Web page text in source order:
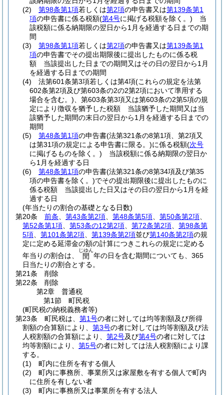
(2)
第98条第1項若しくは第2項の申告書又は第139条第1
項の申告書に係る税額(第4号に掲げる税額を除く。) 当
該税額に係る納期限の翌日から1月を経過する日までの期
間
(3)
第98条第1項若しくは第2項の申告書又は第139条第1
項の申告書でその提出期限後に提出したものに係る税
額 当該提出した日までの期間又はその日の翌日から1月
を経過する日までの期間
(4)
法第601条第3項若しくは第4項(これらの規定を法第
602条第2項及び第603条の2の2第2項において準用する
場合を含む。) 、第603条第3項又は第603条の2第5項の規
定により徴収を猶予した税額 当該猶予した期間又は当
該猶予した期間の末日の翌日から1月を経過する日までの
期間
(5)
第48条第1項の申告書(法第321条の8第1項、第2項又
は第31項の規定による申告書に限る。)に係る税額(次号
に掲げるものを除く。) 当該税額に係る納期限の翌日か
ら1月を経過する日
(6)
第48条第1項の申告書(法第321条の8第34項及び第35
項の申告書を除く。)でその提出期限後に提出したものに
係る税額 当該提出した日又はその日の翌日から1月を経
過する日
(年当たりの割合の基礎となる日数)
第20条
前条 第43条第2項 第48条第5項 第50条第2項
第52条第1項
第53条の12第2項 第72条第2項
第98条第
5項
第101条第2項 第139条第2項並び第140条第2項の規
定に定める延滞金の額の計算につきこれらの規定に定める
年当りの割合は、
閏
じゆん
年の日を含む期間についても、365
日当たりの割合とする。
第21条
削除
第22条
削除
第2章
普通税
第1節
町民税
(町民税の納税義務者等)
第23条
町民税は、 第1号の者に対しては均等割額及び所得
割額の合算額により、 第3号の者に対しては均等割額及び法
人税割額の合算額により、 第2号及び第4号の者に対しては
均等割額により、 第5号の者に対しては法人税割額により課
する。
(1)
町内に住所を有する個人
(2)
町内に事務所、事業所又は家屋敷を有する個人で町内
に住所を有しない者
(3)
町内に事務所又は事業所を有する法人